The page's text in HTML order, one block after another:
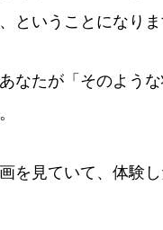
ということになりま
なたが「そのよう
を見ていて、体験